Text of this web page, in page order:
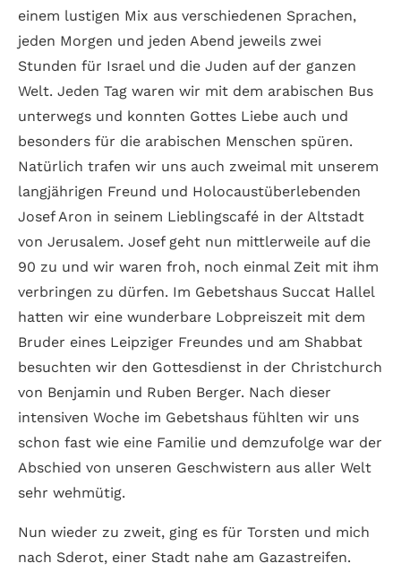
einem lustigen Mix aus verschiedenen Sprachen,
jeden Morgen und jeden Abend jeweils zwei
Stunden für Israel und die Juden auf der ganzen
Welt. Jeden Tag waren wir mit dem arabischen Bus
unterwegs und konnten Gottes Liebe auch und
besonders für die arabischen Menschen spüren.
Natürlich trafen wir uns auch zweimal mit unserem
langjährigen Freund und Holocaustüberlebenden
Josef Aron in seinem Lieblingscafé in der Altstadt
von Jerusalem. Josef geht nun mittlerweile auf die
90 zu und wir waren froh, noch einmal Zeit mit ihm
verbringen zu dürfen. Im Gebetshaus Succat Hallel
hatten wir eine wunderbare Lobpreiszeit mit dem
Bruder eines Leipziger Freundes und am Shabbat
besuchten wir den Gottesdienst in der Christchurch
von Benjamin und Ruben Berger. Nach dieser
intensiven Woche im Gebetshaus fühlten wir uns
schon fast wie eine Familie und demzufolge war der
Abschied von unseren Geschwistern aus aller Welt
sehr wehmütig.
Nun wieder zu zweit, ging es für Torsten und mich
nach Sderot, einer Stadt nahe am Gazastreifen.